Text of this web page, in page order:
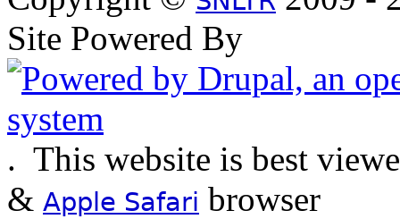
Site Powered By
. This website is best
& Apple Safari browser